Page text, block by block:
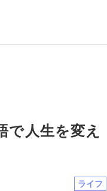
人生を変え
ライフ